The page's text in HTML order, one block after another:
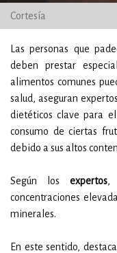
Cortesía
Las personas que
deben prestar
alimentos comunes
salud, aseguran
dietéticos clave para
consumo de ciertas
debido a sus altos
Según losexpertos,
concentraciones
minerales.
En este sentido,